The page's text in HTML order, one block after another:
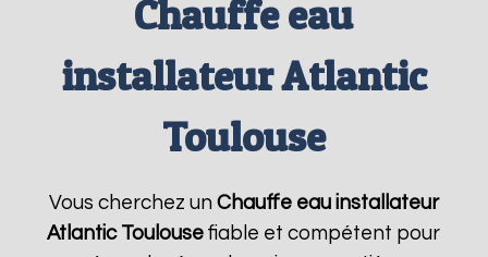
Chauffe eau
installateur Atlantic
Toulouse
Vous cherchez un Chauffe eau installateur
Atlantic Toulouse fiable et compétent pour